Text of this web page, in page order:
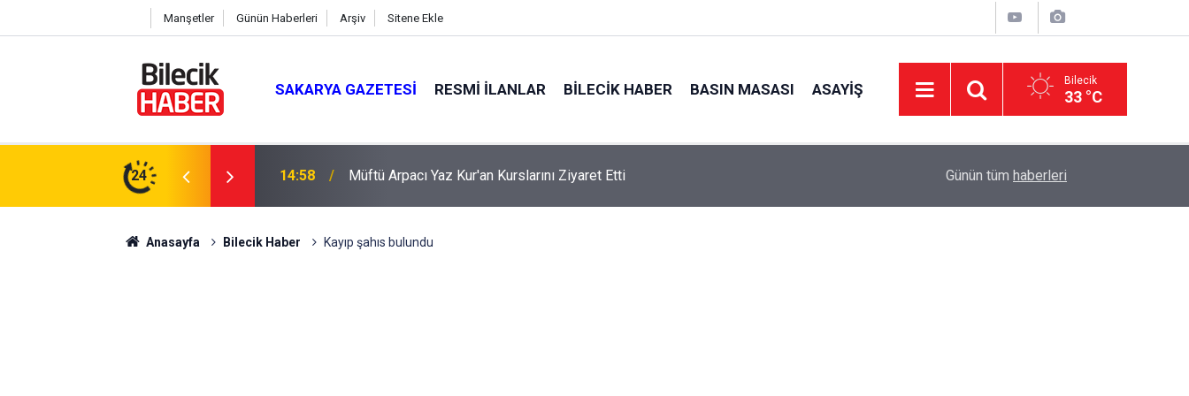
Manşetler Günün Haberleri Arşiv Sitene Ekle
SAKARYA GAZETESI RESMI İLANLAR BILECIK HABER BASIN MASASI ASAYIŞ Bilecik
33 °C
24 14:58 Müftü Arpacı Yaz Kur'an Kurslarını Ziyaret Etti Kaymakam Titiz, İncelemelerde Bulundu
Günün tüm haberleri
Anasayfa Bilecik Haber Kayıp şahıs bulundu